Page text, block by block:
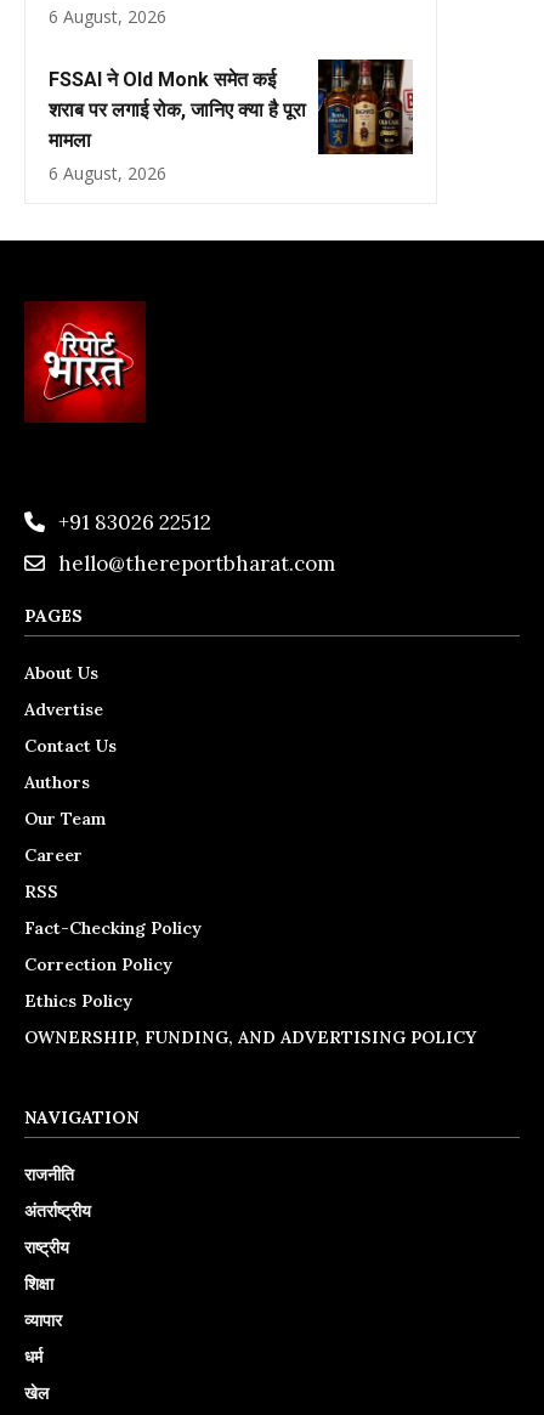
6 August, 2026
FSSAI ने Old Monk समेत कई
शराब पर लगाई रोक, जानिए क्या है पूरा
मामला
6 August, 2026
+91 83026 22512
hello@thereportbharat.com
PAGES
About Us
Advertise
Contact Us
Authors
Our Team
Career
RSS
Fact-Checking Policy
Correction Policy
Ethics Policy
OWNERSHIP, FUNDING, AND ADVERTISING POLICY
NAVIGATION
राजनीति
अंतर्राष्ट्रीय
राष्ट्रीय
शिक्षा
व्यापार
धर्म
खेल